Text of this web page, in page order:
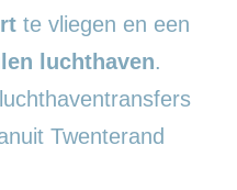
te vliegen en een
luchthaven.
Twenterand